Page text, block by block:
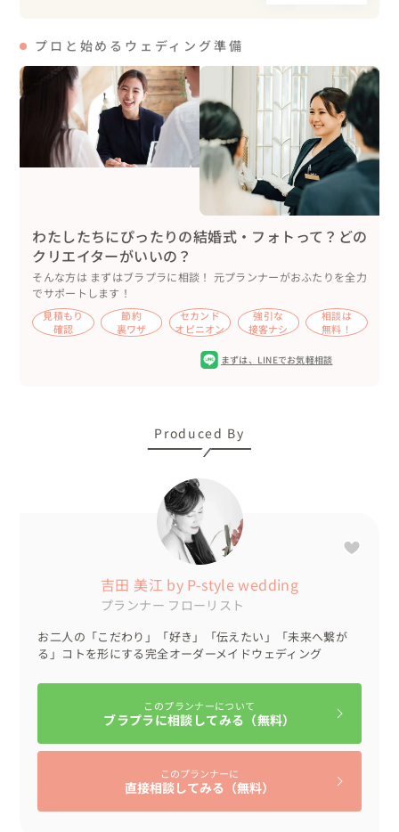
叶った結婚式
ナナイロに輝く
未来が待ってるね
『人生を信じる』という事を
お二人から学ばせていただいたように思います
ありがとう
末永くお幸せにね
プロと始めるウェディング準備
わたしたちにぴったりの結婚式・フォトって？どの
クリエイターがいいの？
そんな方は まずはブラプラに相談！ 元プランナーがおふたりを全力
でサポートします！
見積もり
確認
節約
裏ワザ
セカンド
オピニオン
強引な
接客ナシ
相談は
無料！
まずは、 LINEでお気軽相談
Produced By
吉田 美江 by P-style wedding
プランナー フローリスト
お二人の「こだわり」「好き」「伝えたい」「未来へ繋が
る」コトを形にする完全オーダーメイドウェディング
このプランナーについて
ブラプラに相談してみる（無料）
このプランナーに
直接相談してみる（無料）